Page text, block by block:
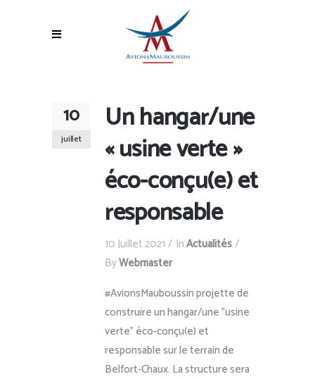
10
juillet
Un hangar/une
« usine verte »
éco-conçu(e) et
responsable
10 Juillet 2021 InActualités
ByWebmaster
#AvionsMauboussin projette de
construire un hangar/une "usine
verte" éco-conçu(e) et
responsable sur le terrain de
Belfort-Chaux. La structure sera